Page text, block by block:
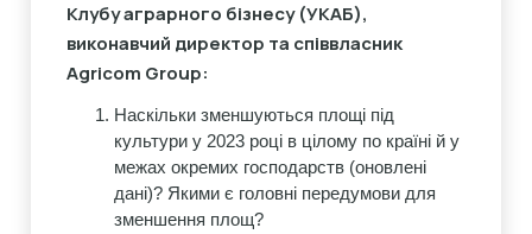
Клубу аграрного бізнесу (УКАБ),
виконавчий директор та співвласник
Agricom Group:
Наскільки зменшуються площі під
культури у 2023 році в цілому по країні й у
межах окремих господарств (оновлені
дані)? Якими є головні передумови для
зменшення площ?